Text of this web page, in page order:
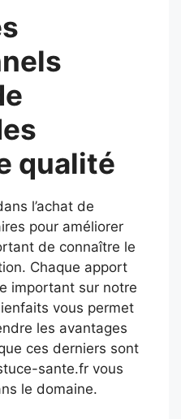
qualité
l’achat de
pour améliorer
de connaître le
Chaque apport
important sur notre
vous permet
les avantages
ces derniers sont
sante.fr vous
le domaine.